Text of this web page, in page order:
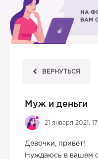
ВЕРНУТЬСЯ
Муж и деньги
21 января 2021,
Девочки, привет!
Нуждаюсь в вашем